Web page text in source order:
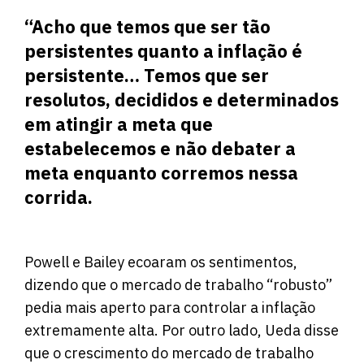
“Acho que temos que ser tão
persistentes quanto a inflação é
persistente… Temos que ser
resolutos, decididos e determinados
em atingir a meta que
estabelecemos e não debater a
meta enquanto corremos nessa
corrida.
Powell e Bailey ecoaram os sentimentos,
dizendo que o mercado de trabalho “robusto”
pedia mais aperto para controlar a inflação
extremamente alta. Por outro lado, Ueda disse
que o crescimento do mercado de trabalho